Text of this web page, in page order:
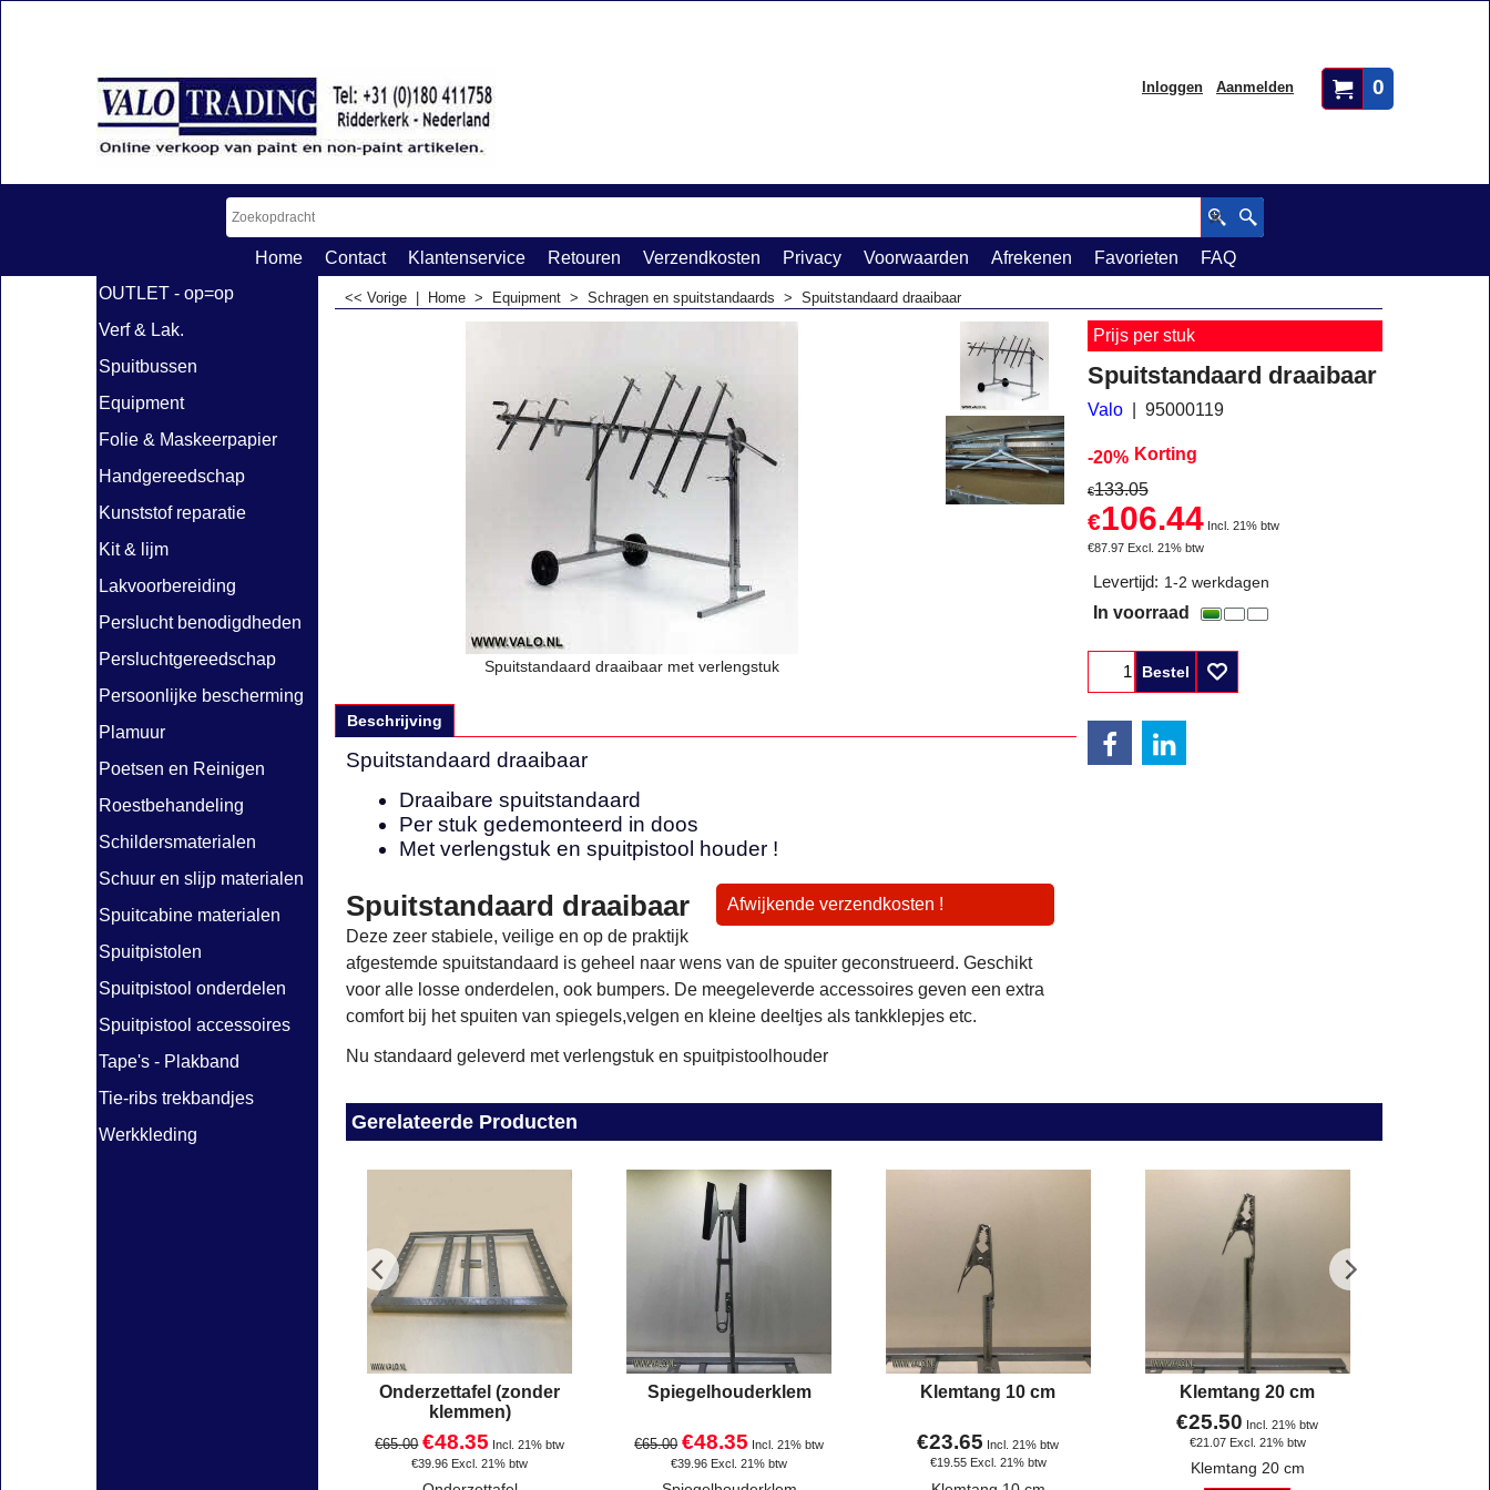
0
Inloggen Aanmelden
Home Contact Klantenservice Retouren Verzendkosten Privacy Voorwaarden Afrekenen Favorieten
FAQ
OUTLET - op=op
Verf & Lak.
Spuitbussen
Equipment
Folie & Maskeerpapier
Handgereedschap
Kunststof reparatie
Kit & lijm
Lakvoorbereiding
Perslucht benodigdheden
Persluchtgereedschap
Persoonlijke bescherming
Plamuur
Poetsen en Reinigen
Roestbehandeling
Schildersmaterialen
Schuur en slijp materialen
Spuitcabine materialen
Spuitpistolen
Spuitpistool onderdelen
Spuitpistool accessoires
Tape's - Plakband
Tie-ribs trekbandjes
Werkkleding
<< Vorige Home > Equipment > Schragen en spuitstandaards > Spuitstandaard draaibaar
Spuitstandaard draaibaar met verlengstuk
Prijs per stuk
Spuitstandaard draaibaar
Valo 95000119
-20% Korting
€133.05
€106.44 Incl. 21% btw
€87.97 Excl. 21% btw
Levertijd: 1-2 werkdagen
In voorraad
Bestel
Beschrijving
Spuitstandaard draaibaar
Draaibare spuitstandaard
Per stuk gedemonteerd in doos
Met verlengstuk en spuitpistool houder !
Afwijkende verzendkosten !
Spuitstandaard draaibaar
Deze zeer stabiele, veilige en op de praktijk
afgestemde spuitstandaard is geheel naar wens van de spuiter geconstrueerd. Geschikt
voor alle losse onderdelen, ook bumpers. De meegeleverde accessoires geven een extra
comfort bij het spuiten van spiegels,velgen en kleine deeltjes als tankklepjes etc.
Nu standaard geleverd met verlengstuk en spuitpistoolhouder
Gerelateerde Producten
Onderzettafel (zonder
klemmen)
€65.00 €48.35 Incl. 21% btw
€39.96 Excl. 21% btw
Spiegelhouderklem
€65.00 €48.35 Incl. 21% btw
€39.96 Excl. 21% btw
Klemtang 10 cm
€23.65 Incl. 21% btw
€19.55 Excl. 21% btw
Klemtang 20 cm
€25.50 Incl. 21% btw
€21.07 Excl. 21% btw
Klemtang 20 cm